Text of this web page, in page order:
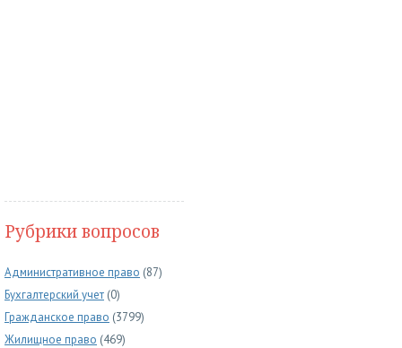
Рубрики вопросов
Административное право (87)
Бухгалтерский учет (0)
Гражданское право (3799)
Жилищное право (469)